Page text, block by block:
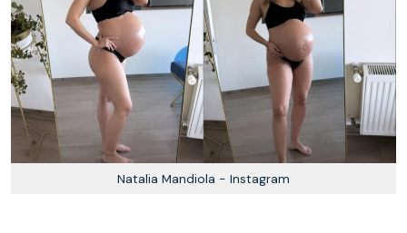
Natalia Mandiola - Instagram